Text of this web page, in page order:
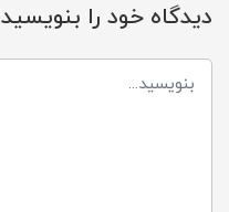
دیدگاه خود را بنویسید